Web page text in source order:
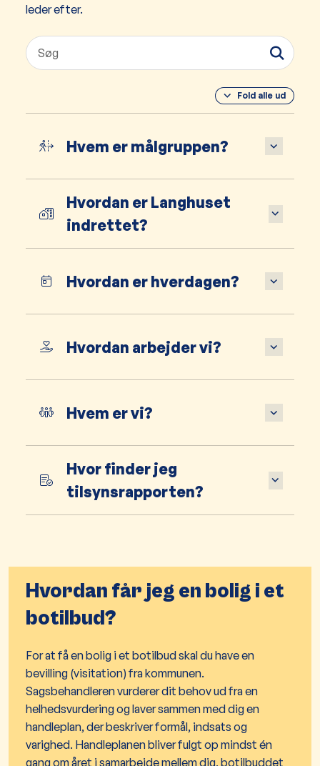
leder efter.
Fold alle ud
Hvem er målgruppen?
Hvordan er Langhuset
indrettet?
Hvordan er hverdagen?
Hvordan arbejder vi?
Hvem er vi?
Hvor finder jeg
tilsynsrapporten?
Hvordan får jeg en bolig i et
botilbud?
For at få en bolig i et botilbud skal du have en
bevilling (visitation) fra kommunen.
Sagsbehandleren vurderer dit behov ud fra en
helhedsvurdering og laver sammen med dig en
handleplan, der beskriver formål, indsats og
varighed. Handleplanen bliver fulgt op mindst én
gang om året i samarbejde mellem dig, botilbuddet